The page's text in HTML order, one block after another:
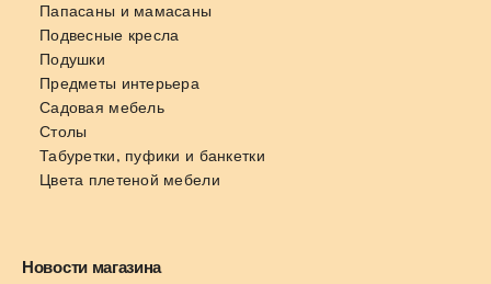
Папасаны и мамасаны
Подвесные кресла
Подушки
Предметы интерьера
Садовая мебель
Столы
Табуретки, пуфики и банкетки
Цвета плетеной мебели
Новости магазина